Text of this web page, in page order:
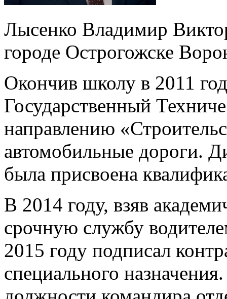
Лысенко Владимир
городе Острогожске
Окончив школу в 2011
Государственный
направлению
автомобильные дороги.
была присвоена
В 2014 году, взяв
срочную службу
2015 году подписал
специального